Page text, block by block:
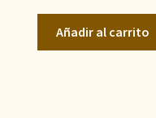
Añadir al carrito